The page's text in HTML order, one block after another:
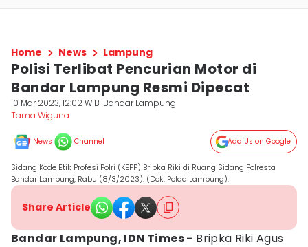
Home News Lampung
Polisi Terlibat Pencurian Motor di
Bandar Lampung Resmi Dipecat
10 Mar 2023, 12:02 WIB Bandar Lampung
Tama Wiguna
News Channel Add Us on Google
Sidang Kode Etik Profesi Polri (KEPP) Bripka Riki di Ruang Sidang Polresta
Bandar Lampung, Rabu (8/3/2023). (Dok. Polda Lampung).
Share Article
Bandar Lampung, IDN Times - Bripka Riki Agus